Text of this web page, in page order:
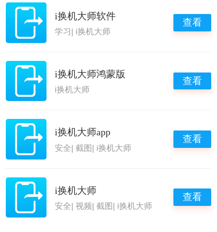
i换机大师软件
学习| i换机大师
查看
i换机大师鸿蒙版
i换机大师
查看
i换机大师app
安全|截图 | i换机大师
查看
i换机大师
安全|视频|截图 | i换机大师
查看